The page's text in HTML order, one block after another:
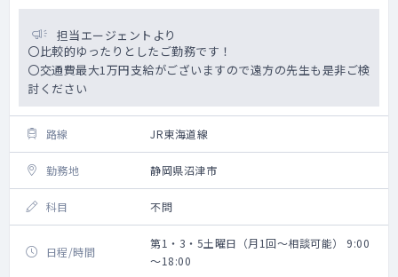
担当エージェントより
〇比較的ゆったりとしたご勤務です！
〇交通費最大1万円支給がございますので遠方の先生も是非ご検
討ください
路線 JR東海道線
勤務地 静岡県沼津市
科目 不問
日程/時間
第1・3・5土曜日（月1回～相談可能） 9:00
～18:00